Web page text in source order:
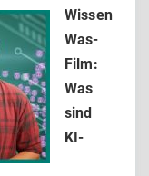
Wissen
Was-
Film:
Was
sind
KI-